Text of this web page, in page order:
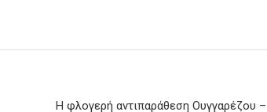
Η φλογερή αντιπαράθεση Ουγγαρέζου –